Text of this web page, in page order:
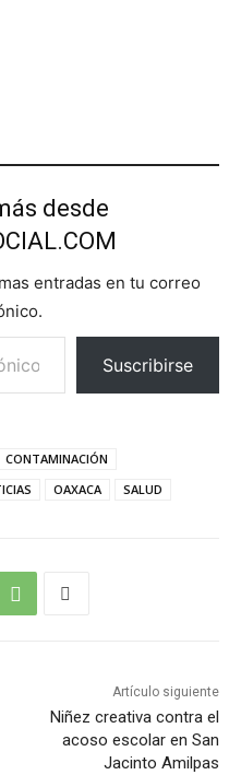
desde
entradas en tu correo
Suscribirse
CONTAMINACIÓN
OAXACA SALUD
Artículo siguiente
Niñez creativa contra el
acoso escolar en San
Jacinto Amilpas